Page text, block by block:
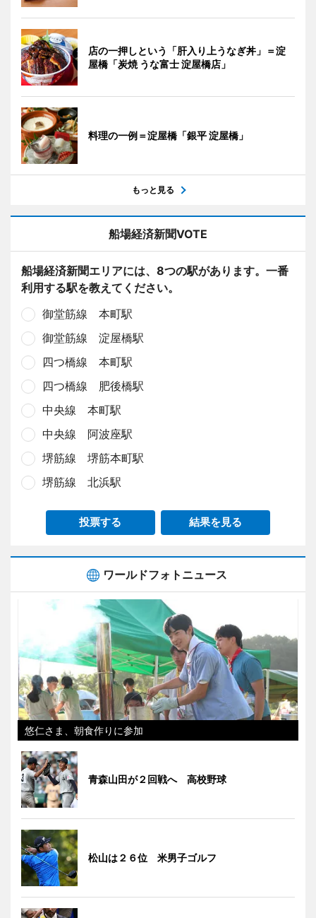
店の一押しという「肝入り上うなぎ丼」＝淀
屋橋「炭焼 うな富士 淀屋橋店」
料理の一例＝淀屋橋「銀平 淀屋橋」
もっと見る
船場経済新聞VOTE
船場経済新聞エリアには、8つの駅があります。一番
利用する駅を教えてください。
御堂筋線 本町駅
御堂筋線 淀屋橋駅
四つ橋線 本町駅
四つ橋線 肥後橋駅
中央線 本町駅
中央線 阿波座駅
堺筋線 堺筋本町駅
堺筋線 北浜駅
投票する 結果を見る
ワールドフォトニュース
悠仁さま、朝食作りに参加
青森山田が２回戦へ 高校野球
松山は２６位 米男子ゴルフ